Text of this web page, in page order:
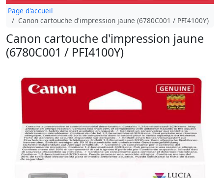
Page d'accueil
Canon cartouche d'impression jaune (6780C001 / PFI4100Y)
Canon cartouche d'impression jaune
(6780C001 / PFI4100Y)